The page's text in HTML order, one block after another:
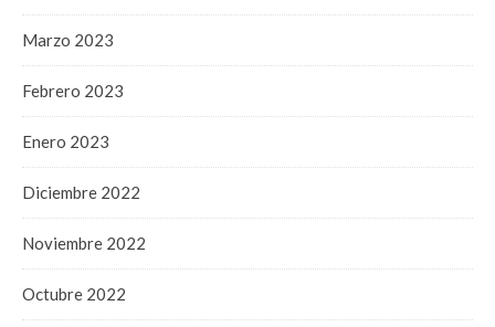
Marzo 2023
Febrero 2023
Enero 2023
Diciembre 2022
Noviembre 2022
Octubre 2022